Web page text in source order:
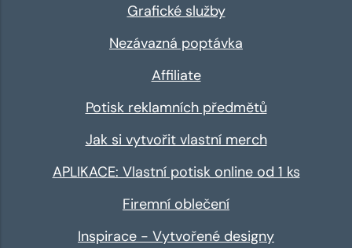
Grafické služby
Nezávazná poptávka
Affiliate
Potisk reklamních předmětů
Jak si vytvořit vlastní merch
APLIKACE: Vlastní potisk online od 1 ks
Firemní oblečení
Inspirace - Vytvořené designy